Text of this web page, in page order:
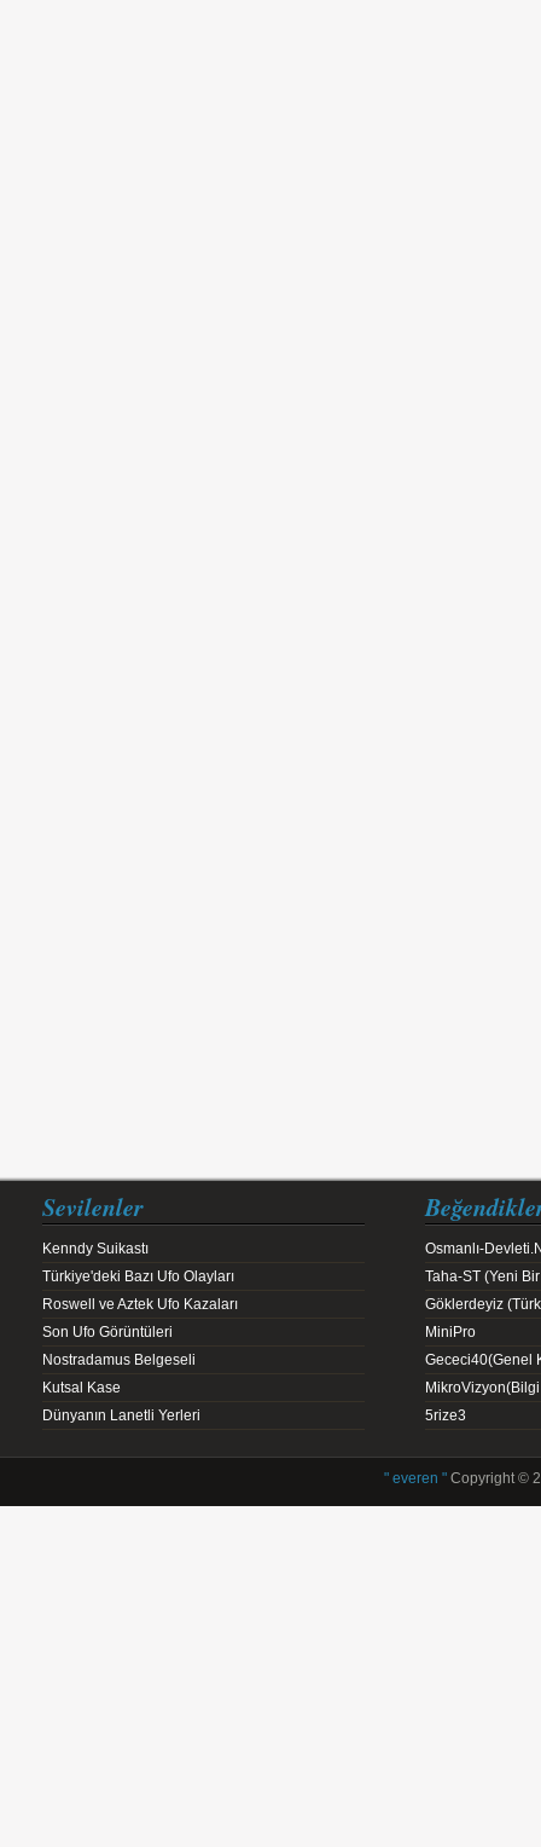
Sevilenler
Kenndy Suikastı
Türkiye'deki Bazı Ufo Olayları
Roswell ve Aztek Ufo Kazaları
Son Ufo Görüntüleri
Nostradamus Belgeseli
Kutsal Kase
Dünyanın Lanetli Yerleri
Osmanlı-
Taha-ST (Yeni
Göklerdeyiz
MiniPro
Gececi40(Genel
5rize3
" everen "Copyright ©